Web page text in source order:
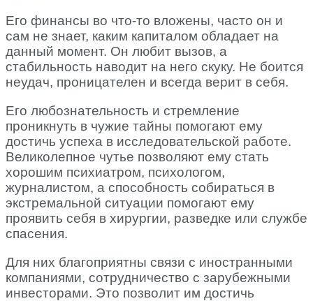
Его финансы во что-то вложены, часто он и
сам не знает, каким капиталом обладает на
данный момент. Он любит вызов, а
стабильность наводит на него скуку. Не боится
неудач, проницателен и всегда верит в себя.
Его любознательность и стремление
проникнуть в чужие тайны помогают ему
достичь успеха в исследовательской работе.
Великолепное чутье позволяют ему стать
хорошим психиатром, психологом,
журналистом, а способность собираться в
экстремальной ситуации помогают ему
проявить себя в хирургии, разведке или службе
спасения.
Для них благоприятны связи с иностранными
компаниями, сотрудничество с зарубежными
инвесторами. Это позволит им достичь